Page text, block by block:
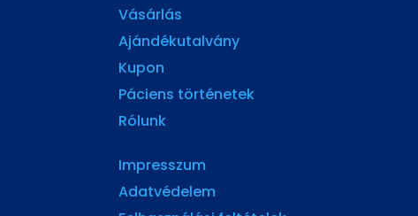
Vásárlás
Ajándékutalvány
Kupon
Páciens történetek
Rólunk
Impresszum
Adatvédelem